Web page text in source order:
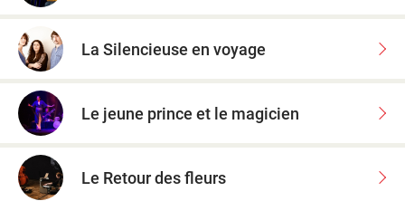
La Silencieuse en voyage
Le jeune prince et le magicien
Le Retour des fleurs